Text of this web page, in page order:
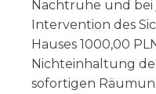
Nachtruhe und
Intervention des
Hauses 1000,00
Nichteinhaltung
sofortigen